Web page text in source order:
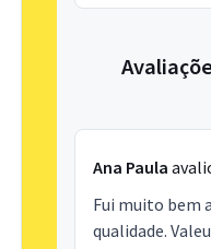
Ana Paula
Fui muito bem
qualidade.